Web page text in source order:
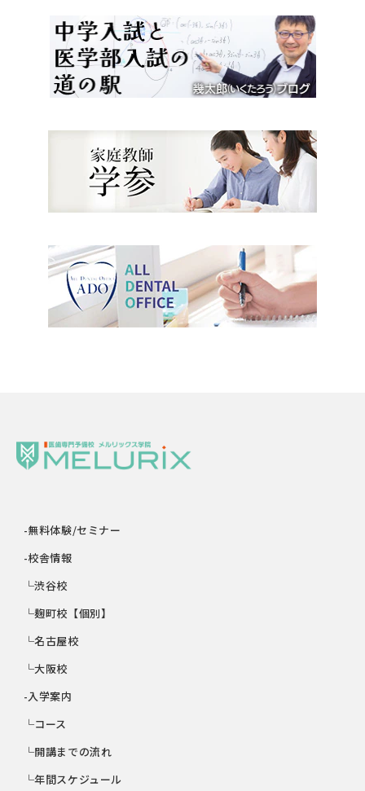
-無料体験/セミナー
-校舎情報
└渋谷校
└麹町校【個別】
└名古屋校
└大阪校
-入学案内
└コース
└開講までの流れ
└年間スケジュール